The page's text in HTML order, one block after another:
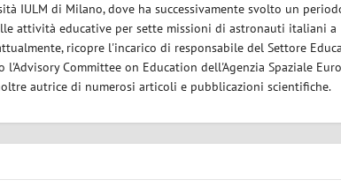
IULM di Milano, dove ha successivamente svolto un
attività educative per sette missioni di astronauti italiani
ricopre l'incarico di responsabile del Settore
l'Advisory Committee on Education dell'Agenzia Spaziale
autrice di numerosi articoli e pubblicazioni scientifiche.